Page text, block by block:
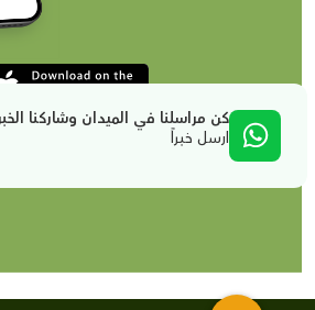
كن مراسلنا في الميدان وشاركنا
ارسل خبراً